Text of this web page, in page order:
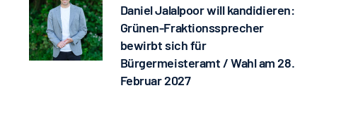
Daniel Jalalpoor will kandidieren:
Grünen-Fraktionssprecher
bewirbt sich für
Bürgermeisteramt / Wahl am 28.
Februar 2027